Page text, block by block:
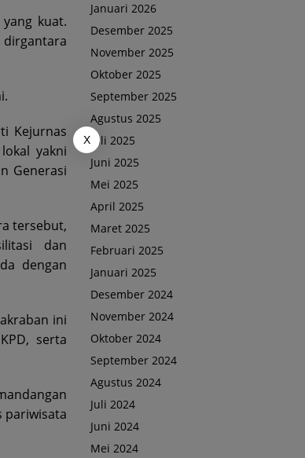
kuat.
Kejurnas
yakni
Generasi
tersebut,
dan
dengan
ini
serta
pariwisata
Januari 2026
Desember 2025
November 2025
Oktober 2025
September 2025
Agustus 2025
Juli 2025
Juni 2025
Mei 2025
April 2025
Maret 2025
Februari 2025
Januari 2025
Desember 2024
November 2024
Oktober 2024
September 2024
Agustus 2024
Juli 2024
Juni 2024
Mei 2024
X